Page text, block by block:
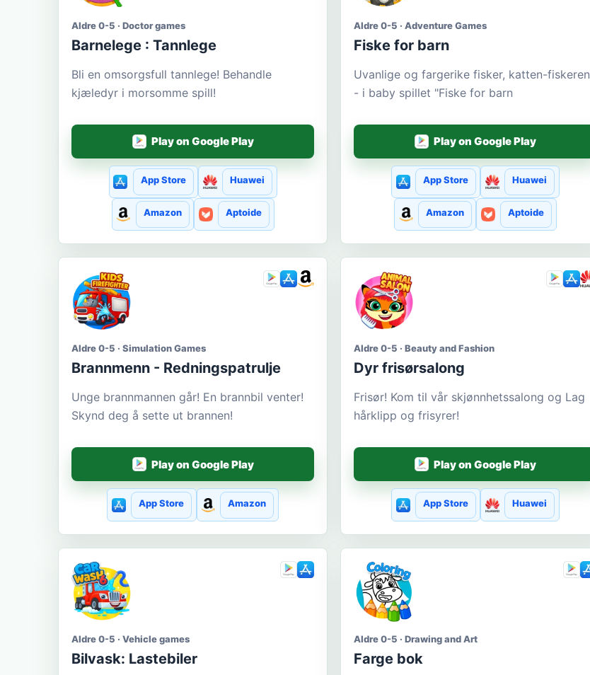
Aldre 0-5 · Doctor games
Barnelege : Tannlege
Bli en omsorgsfull tannlege! Behandle
kjæledyr i morsomme spill!
Play on Google Play
App Store Huawei
Amazon Aptoide
Aldre 0-5 · Adventure Games
Fiske for barn
Uvanlige og fargerike fisker, katten-fiskeren
- i baby spillet "Fiske for barn
Play on Google Play
App Store Huawei
Amazon Aptoide
Aldre 0-5 · Simulation Games
Brannmenn - Redningspatrulje
Unge brannmannen går! En brannbil venter!
Skynd deg å sette ut brannen!
Play on Google Play
App Store Amazon
Aldre 0-5 · Beauty and Fashion
Dyr frisørsalong
Frisør! Kom til vår skjønnhetssalong og Lag
hårklipp og frisyrer!
Play on Google Play
App Store Huawei
Aldre 0-5 · Vehicle games
Bilvask: Lastebiler
Aldre 0-5 · Drawing and Art
Farge bok